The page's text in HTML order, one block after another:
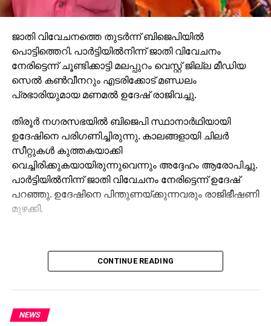
ജാതി വിവേചനത്തെ തുടര്‍ന്ന് ബിജെപിയില്‍
പൊട്ടിത്തെറി. പാര്‍ട്ടിയില്‍നിന്ന് ജാതി വിവേചനം
നേരിട്ടെന്ന് ചൂണ്ടിക്കാട്ടി മലപ്പുറം വെസ്റ്റ് ജില്ല മീഡിയ
സെല്‍ കണ്‍വീനറും എടരിക്കോട് മണ്ഡലം
പ്രഭാരിയുമായ മണമല്‍ ഉദേഷ് രാജിവച്ചു.
തിരൂര്‍ നഗരസഭയില്‍ ബിജെപി സ്ഥാനാര്‍ഥിയായി
ഉദേഷിനെ പരിഗണിച്ചിരുന്നു. കാലങ്ങളായി ചിലര്‍
സീറ്റുകള്‍ കുത്തകയാക്കി
വെച്ചിരിക്കുകയായിരുന്നുവെന്നും അദ്ദേഹം ആരോപിച്ചു.
പാര്‍ട്ടിയില്‍നിന്ന് ജാതി വിവേചനം നേരിട്ടെന്ന് ഉദേഷ്
പറഞ്ഞു. ഉദേഷിനെ പിന്തുണയ്ക്കുന്നവരും രാജിഭീഷണി
മുഴക്കി.
CONTINUE READING
NEWS